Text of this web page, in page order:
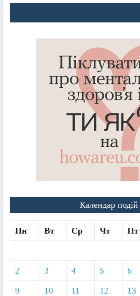
Календар подій
Пн Вт Ср Чт Пт
2 3 4 5 6
9 10 11 12 13